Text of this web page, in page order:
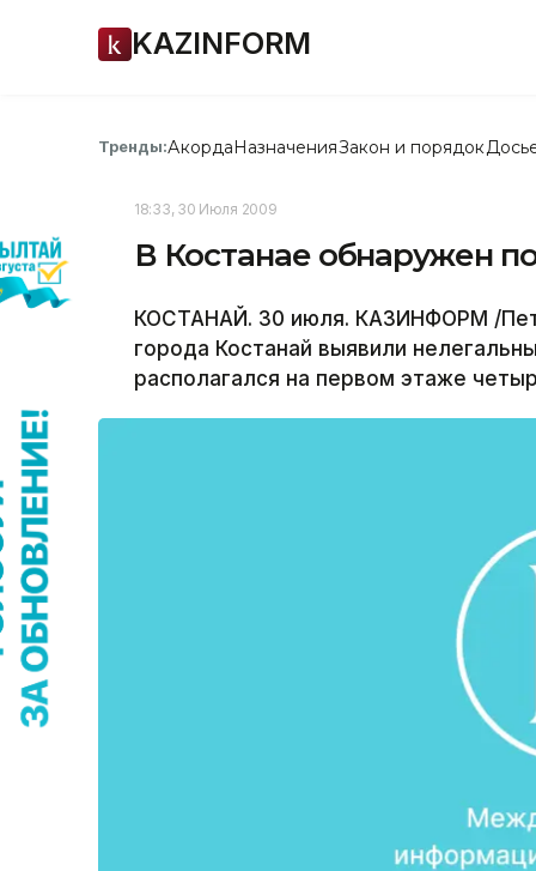
KAZINFORM
Тренды:АкордаНазначенияЗакон и порядок
18:33, 30 Июля 2009
В Костанае обнаружен
КОСТАНАЙ. 30 июля. КАЗИНФОРМ /
города Костанай выявили
располагался на первом этаже